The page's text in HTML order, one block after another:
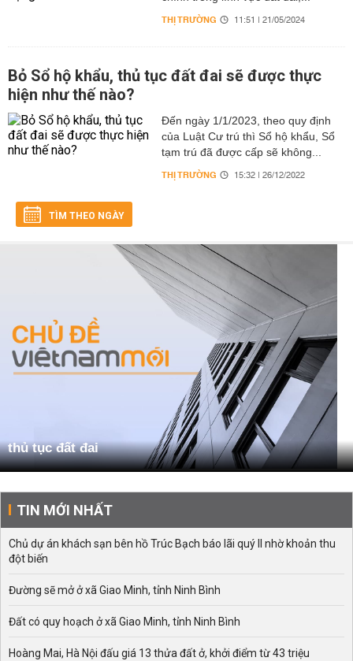
THỊ TRƯỜNG 11:51 | 21/05/2024
Bỏ Sổ hộ khẩu, thủ tục đất đai sẽ được thực
hiện như thế nào?
Đến ngày 1/1/2023, theo quy định
của Luật Cư trú thì Sổ hộ khẩu, Sổ
tạm trú đã được cấp sẽ không...
THỊ TRƯỜNG 15:32 | 26/12/2022
TÌM THEO NGÀY
thủ tục đất đai
TIN MỚI NHẤT
Chủ dự án khách sạn bên hồ Trúc Bạch báo lãi quý II nhờ khoản thu
đột biến
Đường sẽ mở ở xã Giao Minh, tỉnh Ninh Bình
Đất có quy hoạch ở xã Giao Minh, tỉnh Ninh Bình
Hoàng Mai, Hà Nội đấu giá 13 thửa đất ở, khởi điểm từ 43 triệu